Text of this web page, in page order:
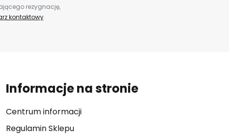
rezygnację,
kontaktowy.
Informacje na stronie
Centrum informacji
Regulamin Sklepu